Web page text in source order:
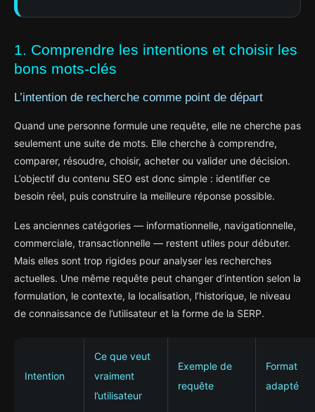
1. Comprendre les intentions et choisir les
bons mots-clés
L’intention de recherche comme point de départ
Quand une personne formule une requête, elle ne cherche pas
seulement une suite de mots. Elle cherche à comprendre,
comparer, résoudre, choisir, acheter ou valider une décision.
L’objectif du contenu SEO est donc simple : identifier ce
besoin réel, puis construire la meilleure réponse possible.
Les anciennes catégories — informationnelle, navigationnelle,
commerciale, transactionnelle — restent utiles pour débuter.
Mais elles sont trop rigides pour analyser les recherches
actuelles. Une même requête peut changer d’intention selon la
formulation, le contexte, la localisation, l’historique, le niveau
de connaissance de l’utilisateur et la forme de la SERP.
Intention
Ce que veut
vraiment
l’utilisateur
Exemple de
requête
Format
adapté